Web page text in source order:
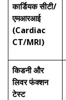
कार्डियक सीटी/
एमआरआई
(Cardiac
CT/MRI)
किडनी और
लिवर फंक्शन
टेस्ट